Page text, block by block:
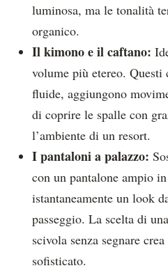
luminosa, ma le tonalità
organico.
Il kimono e il caftano:
volume più etereo.
fluide, aggiungono
di coprire le spalle con
l’ambiente di un resort.
I pantaloni a palazzo:
con un pantalone ampio
istantaneamente un look
passeggio. La scelta di
scivola senza segnare
sofisticato.